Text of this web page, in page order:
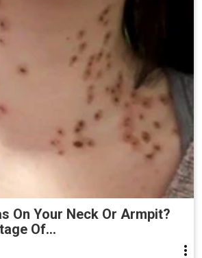
On Your Neck Or Armpit?
Of...